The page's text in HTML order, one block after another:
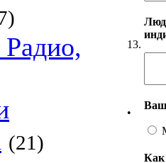
(21)
13.
•
Как